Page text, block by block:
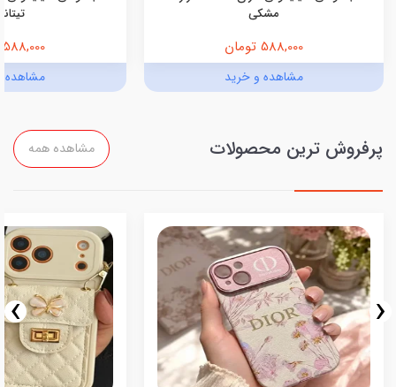
مشکی
588,000 تومان
مشاهده و خرید
588,000 تومان
مشاهده
پرفروش ترین محصولات مشاهده همه
‹
›